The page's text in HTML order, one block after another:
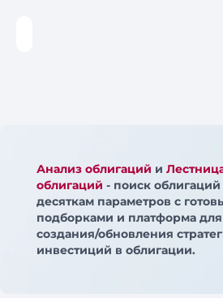
Анализ облигаций и
облигаций - поиск
десяткам параметров с
подборками и платформа для
создания/обновления
инвестиций в облигации.